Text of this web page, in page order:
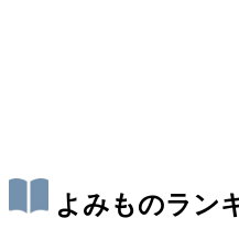
よみものラン